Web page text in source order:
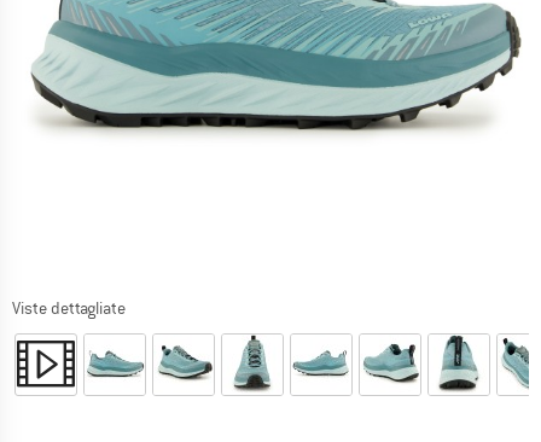
Viste dettagliate